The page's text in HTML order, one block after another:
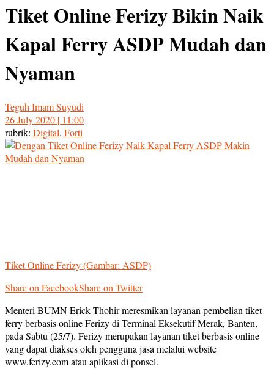
Tiket Online Ferizy Bikin Naik
Kapal Ferry ASDP Mudah dan
Nyaman
Teguh Imam Suyudi
26 July 2020 | 11:00
rubrik: Digital, Forti
Tiket Online Ferizy (Gambar: ASDP)
Share on FacebookShare on Twitter
Menteri BUMN Erick Thohir meresmikan layanan pembelian tiket
ferry berbasis online Ferizy di Terminal Eksekutif Merak, Banten,
pada Sabtu (25/7). Ferizy merupakan layanan tiket berbasis online
yang dapat diakses oleh pengguna jasa melalui website
www.ferizy.com atau aplikasi di ponsel.